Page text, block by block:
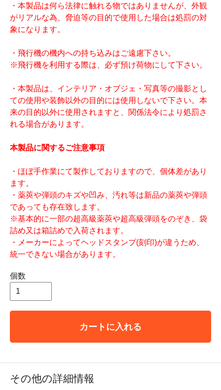
・本製品は何ら法律に触れる物ではありませんが、外観
がリアルな為、脅迫等の目的で使用した場合は処罰の対
象になります。
・飛行機の機内への持ち込みはご遠慮下さい。
※飛行機を利用する際は、必ず預け荷物にして下さい。
・本製品は、インテリア・オブジェ・写真等の撮影とし
ての使用や装飾以外の目的には使用しないで下さい。本
来の目的以外に使用されますと、関係法令により処罰さ
れる場合があります。
本製品に関するご注意事項
・ほぼ手作業にて製作しておりますので、個体差があり
ます。
・薬莢や弾頭のキズや凹み、汚れ等は新品の薬莢や弾頭
であっても存在致します。
※基本的に一部の超高級薬莢や超高級弾頭をのぞき、袋
詰め又は箱詰めで入荷されます。
・メーカーによってヘッドスタンプ(刻印)が違うため、
統一できない場合があります。
個数
カートに入れる
その他の詳細情報